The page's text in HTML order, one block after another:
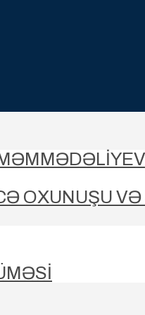
OXUNUŞU